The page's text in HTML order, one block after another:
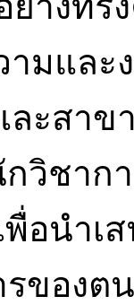
ามแล
ะสาข
วิชาก
พื่อนำ
ของต